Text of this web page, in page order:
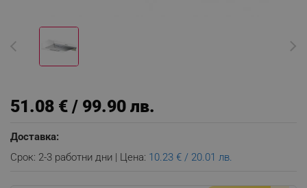
51.08 € / 99.90 лв.
Доставка:
Срок: 2-3 работни дни | Цена: 10.23 € / 20.01 лв.